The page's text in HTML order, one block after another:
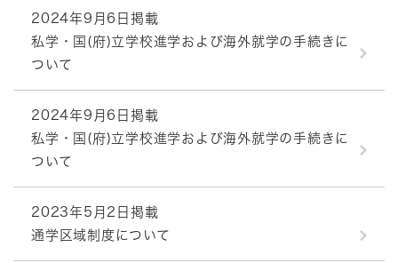
2024年9月6日掲載
私学・国(府)立学校進学および海外就学の手続きに
ついて
2024年9月6日掲載
私学・国(府)立学校進学および海外就学の手続きに
ついて
2023年5月2日掲載
通学区域制度について